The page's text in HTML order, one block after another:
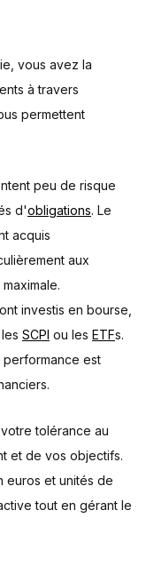
vous avez la
à travers
permettent
peu de risque
d'obligations. Le
acquis
aux
investis en bourse,
SCPI ou les ETFs.
performance est
tolérance au
et de vos objectifs.
euros et unités de
tout en gérant le